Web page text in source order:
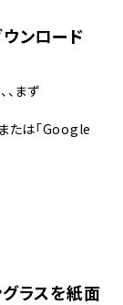
ンロード
、まず
たは「Google
ラスを紙面